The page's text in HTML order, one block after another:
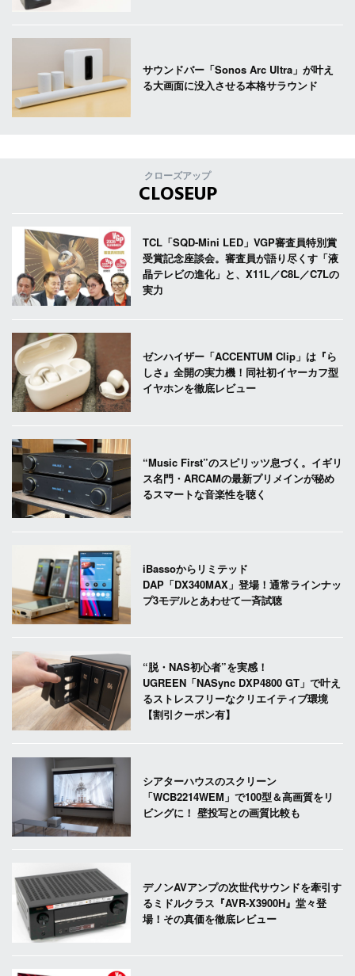
サウンドバー「Sonos Arc Ultra」が叶え
る大画面に没入させる本格サラウンド
クローズアップ
CLOSEUP
TCL「SQD-Mini LED」VGP審査員特別賞
受賞記念座談会。審査員が語り尽くす「液
晶テレビの進化」と、X11L／C8L／C7Lの
実力
ゼンハイザー「ACCENTUM Clip」は『ら
しさ』全開の実力機！同社初イヤーカフ型
イヤホンを徹底レビュー
“Music First”のスピリッツ息づく。イギリ
ス名門・ARCAMの最新プリメインが秘め
るスマートな音楽性を聴く
iBassoからリミテッド
DAP「DX340MAX」登場！通常ラインナッ
プ3モデルとあわせて一斉試聴
“脱・NAS初心者”を実感！
UGREEN「NASync DXP4800 GT」で叶え
るストレスフリーなクリエイティブ環境
【割引クーポン有】
シアターハウスのスクリーン
「WCB2214WEM」で100型＆高画質をリ
ビングに！ 壁投写との画質比較も
デノンAVアンプの次世代サウンドを牽引す
るミドルクラス『AVR-X3900H』堂々登
場！その真価を徹底レビュー